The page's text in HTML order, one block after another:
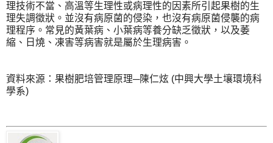
理技術不當、高溫等生理性或病理性的因素所引起果樹的生
理失調徵狀。並沒有病原菌的侵染，也沒有病原菌侵襲的病
理程序。常見的黃葉病、小葉病等養分缺乏徵狀，以及萎
縮、日燒、凍害等病害就是屬於生理病害。
資料來源：果樹肥培管理原理─陳仁炫 (中興大學土壤環境科
學系)